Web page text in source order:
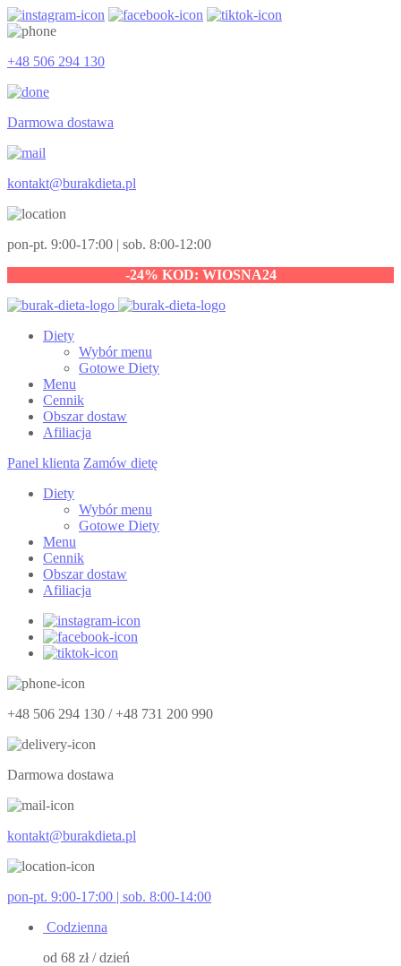
+48 506 294 130
Darmowa dostawa
kontakt@burakdieta.pl
pon-pt. 9:00-17:00 | sob. 8:00-12:00
-24% KOD: WIOSNA24
Diety
Wybór menu
Gotowe Diety
Menu
Cennik
Obszar dostaw
Afiliacja
Panel klienta Zamów dietę
Diety
Wybór menu
Gotowe Diety
Menu
Cennik
Obszar dostaw
Afiliacja
+48 506 294 130 / +48 731 200 990
Darmowa dostawa
kontakt@burakdieta.pl
pon-pt. 9:00-17:00 | sob. 8:00-14:00
Codzienna
od 68 zł/ dzień